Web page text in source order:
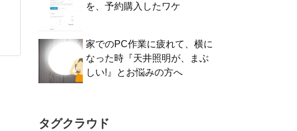
を、予約購入したワケ
家でのPC作業に疲れて、横に
なった時『天井照明が、まぶ
しい!』とお悩みの方へ
タグクラウド